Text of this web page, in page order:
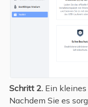
Schritt 2.Ein kleines
Nachdem Sie es